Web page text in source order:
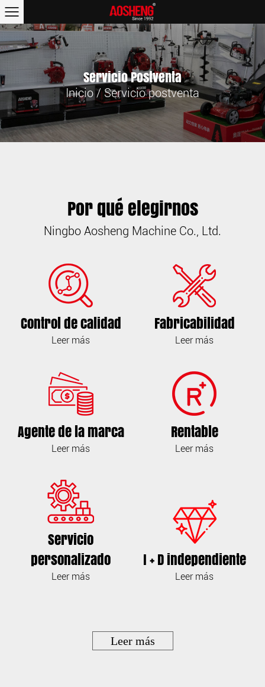
Servicio Postventa
Inicio/Servicio postventa
Por qué elegirnos
Ningbo Aosheng Machine Co., Ltd.
Control de calidad
Leer más
Fabricabilidad
Leer más
Agente de la marca
Leer más
Rentable
Leer más
Servicio
personalizado
Leer más
I + D independiente
Leer más
Leer más